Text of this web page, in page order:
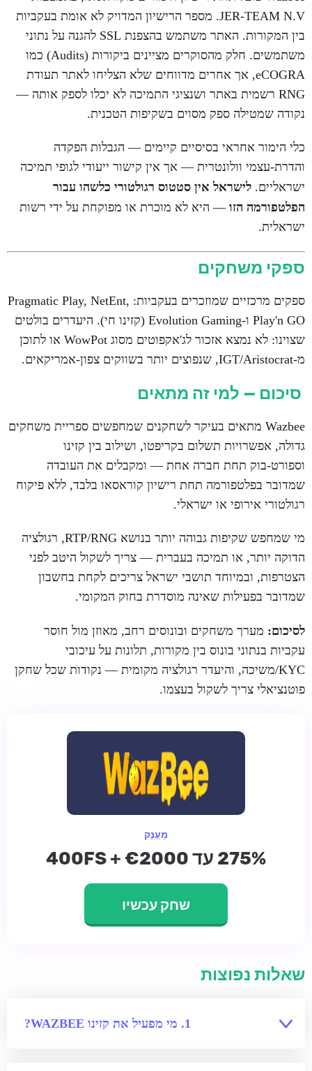
JER-TEAM N.V. מספר הרישיון המדויק לא אומת בעקביות
בין המקורות. האתר משתמש בהצפנת SSL להגנה על נתוני
משתמשים. חלק מהסוקרים מציינים ביקורות (Audits) כמו
eCOGRA, אך אחרים מדווחים שלא הצליחו לאתר תעודת
RNG רשמית באתר ושנציגי התמיכה לא יכלו לספק אותה —
נקודה שמטילה ספק מסוים בשקיפות הטכנית.
כלי הימור אחראי בסיסיים קיימים — הגבלות הפקדה
והדרת-עצמי וולונטרית — אך אין קישור ייעודי לגופי תמיכה
ישראליים. לישראל אין סטטוס רגולטורי כלשהו עבור
הפלטפורמה הזו — היא לא מוכרת או מפוקחת על ידי רשות
ישראלית.
ספקי משחקים
ספקים מרכזיים שמוזכרים בעקביות: Pragmatic Play, NetEnt,
Play'n GO ו-Evolution Gaming (קזינו חי). היעדרים בולטים
שצוינו: לא נמצא אזכור לג'אקפוטים מסוג WowPot או לתוכן
מ-IGT/Aristocrat, שנפוצים יותר בשווקים צפון-אמריקאים.
סיכום — למי זה מתאים
Wazbee מתאים בעיקר לשחקנים שמחפשים ספריית משחקים
גדולה, אפשרויות תשלום בקריפטו, ושילוב בין קזינו
וספורט-בוק תחת חברה אחת — ומקבלים את העובדה
שמדובר בפלטפורמה תחת רישיון קוראסאו בלבד, ללא פיקוח
רגולטורי אירופי או ישראלי.
מי שמחפש שקיפות גבוהה יותר בנושא RTP/RNG, רגולציה
הדוקה יותר, או תמיכה בעברית — צריך לשקול היטב לפני
הצטרפות, ובמיוחד תושבי ישראל צריכים לקחת בחשבון
שמדובר בפעילות שאינה מוסדרת בחוק המקומי.
לסיכום: מערך משחקים ובונוסים רחב, מאוזן מול חוסר
עקביות בנתוני בונוס בין מקורות, תלונות על עיכובי
KYC/משיכה, והיעדר רגולציה מקומית — נקודות שכל שחקן
פוטנציאלי צריך לשקול בעצמו.
מַעֲנָק
275% עד €2000 + 400FS
שחק עכשיו
שאלות נפוצות
מי מפעיל את קזינו WAZBEE?